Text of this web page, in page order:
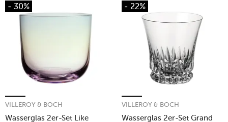
- 30%
Wasserglas 2er-Set Like
VILLEROY & BOCH
- 22%
Wasserglas 2er-Set Grand
VILLEROY & BOCH